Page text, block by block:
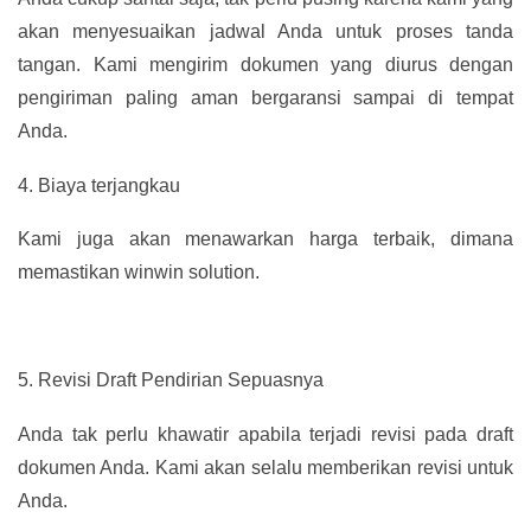
akan menyesuaikan jadwal Anda untuk proses tanda
tangan. Kami mengirim dokumen yang diurus dengan
pengiriman paling aman bergaransi sampai di tempat
Anda.
4. Biaya terjangkau
Kami juga akan menawarkan harga terbaik, dimana
memastikan winwin solution.
5. Revisi Draft Pendirian Sepuasnya
Anda tak perlu khawatir apabila terjadi revisi pada draft
dokumen Anda. Kami akan selalu memberikan revisi untuk
Anda.